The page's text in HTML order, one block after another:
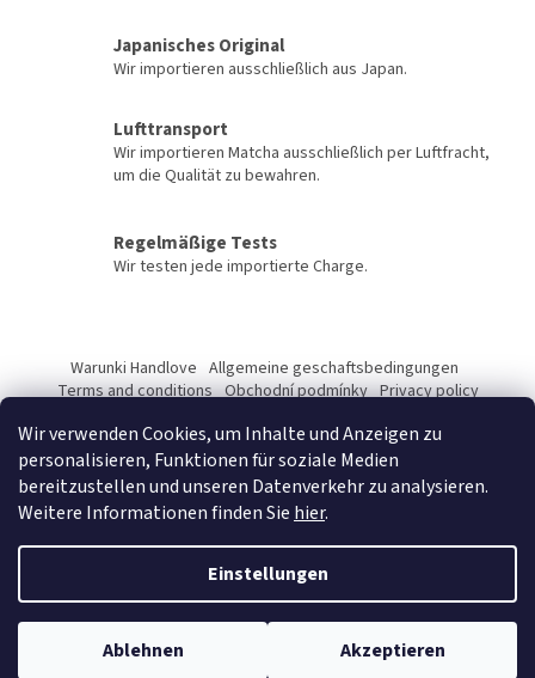
Wir verwenden Cookies, um Inhalte und Anzeigen zu
personalisieren, Funktionen für soziale Medien
bereitzustellen und unseren Datenverkehr zu analysieren.
Weitere Informationen finden Sie hier.
Einstellungen
Ablehnen Akzeptieren
e
n
e
r
s
t
Japanisches Original
Wir importieren ausschließlich aus Japan.
Lufttransport
Wir importieren Matcha ausschließlich per Luftfracht,
um die Qualität zu bewahren.
Regelmäßige Tests
Wir testen jede importierte Charge.
ß
z
Warunki Handlove Allgemeine geschaftsbedingungen
Terms and conditions Obchodní podmínky Privacy policy
Podmínky ochrany osobních údajů
Erstellt von Shoptet Premium
Copyright 2026Kyosun matcha B2B. Alle Rechte vorbehalten.
Cookie-Einstellungen ändern